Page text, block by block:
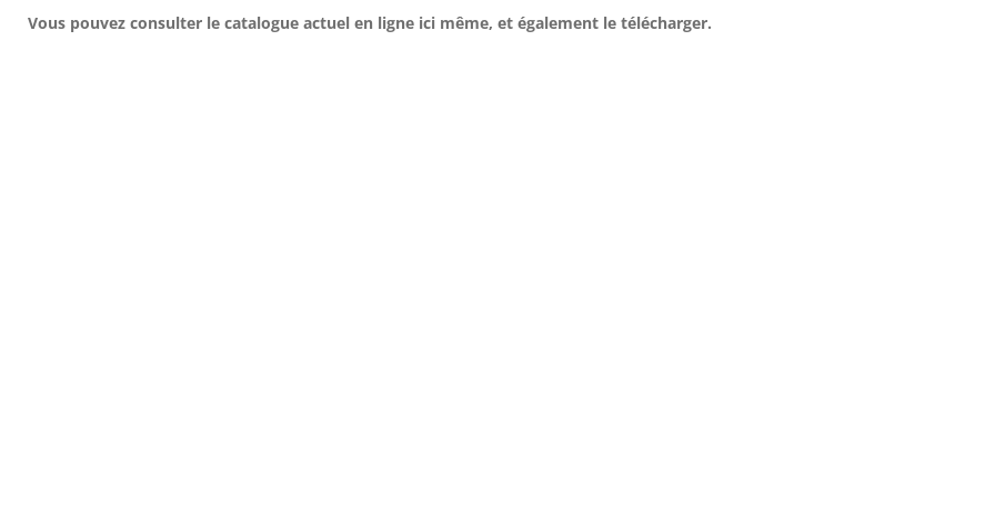
Vous pouvez consulter le catalogue actuel en ligne ici même, et également le télécharger.